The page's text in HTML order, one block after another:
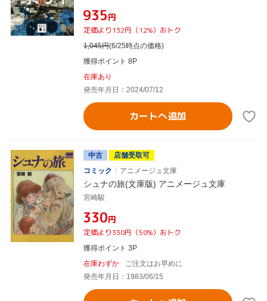
¥935円
定価より132円（12%）おトク
1,045円(6/25時点の価格)
獲得ポイント 8P
在庫あり
発売年月日：2024/07/12
カートへ追加
中古
店舗受取可
コミック
アニメージュ文庫
シュナの旅(文庫版) アニメージュ文庫
宮崎駿
¥330円
定価より330円（50%）おトク
獲得ポイント 3P
在庫わずか
ご注文はお早めに
発売年月日：1983/06/15